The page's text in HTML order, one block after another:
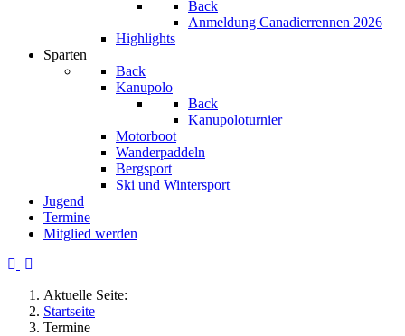
Back
Anmeldung Canadierrennen 2026
Highlights
Sparten
Back
Kanupolo
Back
Kanupoloturnier
Motorboot
Wanderpaddeln
Bergsport
Ski und Wintersport
Jugend
Termine
Mitglied werden
Aktuelle Seite:
Startseite
Termine